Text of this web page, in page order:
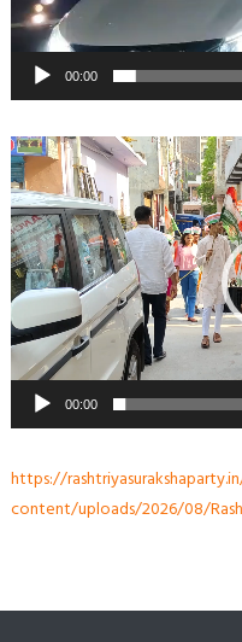
00:00
Video
Player
00:00
https://
content/uploads/2026/08/